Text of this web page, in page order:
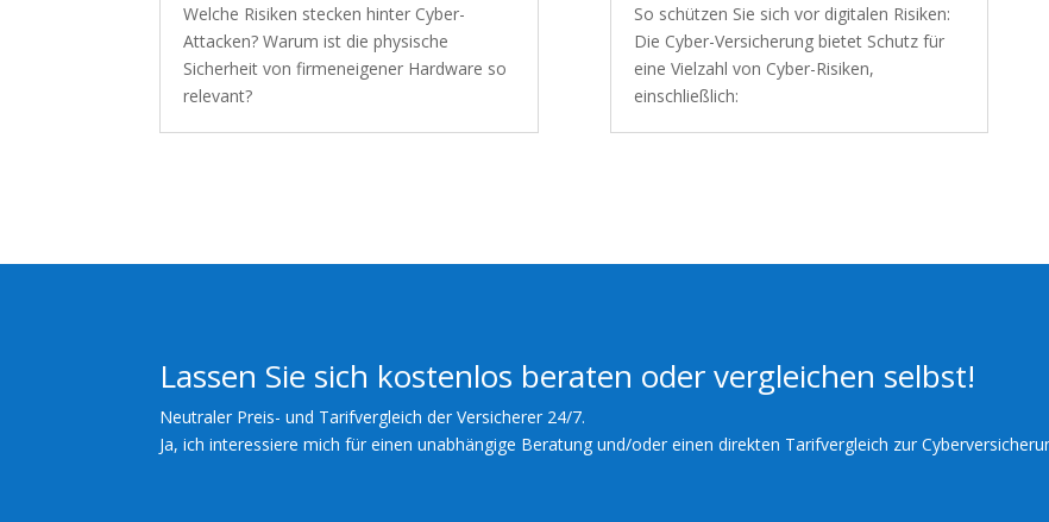
Welche Risiken stecken hinter Cyber-
Attacken? Warum ist die physische
Sicherheit von firmeneigener Hardware so
relevant?
So schützen Sie sich vor digitalen Risiken:
Die Cyber-Versicherung bietet Schutz für
eine Vielzahl von Cyber-Risiken,
einschließlich:
Lassen Sie sich kostenlos beraten oder vergleichen selbst!
Neutraler Preis- und Tarifvergleich der Versicherer 24/7.
Ja, ich interessiere mich für einen unabhängige Beratung und/oder einen direkten Tarifvergleich zur